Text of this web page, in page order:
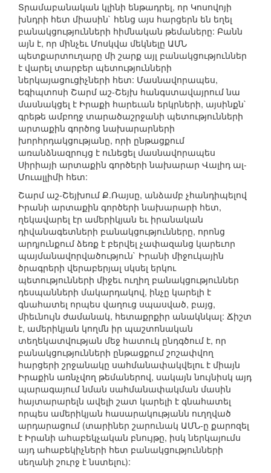
Տրամաբանական կլինի ենթադրել, որ Կոսովոյի
խնդրի հետ միասին` հենց այս հարցերն են եղել
բանակցությունների հիմնական թեմաները: Բանն
այն է, որ մինչեւ Մոսկվա մեկնելը ԱՄՆ
պետքարտուղարը մի շարք այլ բանակցություններ
է վարել տարբեր պետությունների
ներկայացուցիչների հետ: Մասնավորապես,
Եգիպտոսի Շարմ աշ-Շեյխ հանգստավայրում նա
մասնակցել է Իրաքի հարեւան երկրների, այսինքն`
գրեթե ամբողջ տարածաշրջանի պետությունների
արտաքին գործոց նախարարների
խորհրդակցությանը, որի ընթացքում
առանձնազրույց է ունեցել մասնավորապես
Սիրիայի արտաքին գործերի նախարար Վալիդ ալ-
Մուալլիմի հետ:
Շարմ աշ-Շեյխում Ք.Ռայսը, անձամբ չհանդիպելով
Իրանի արտաքին գործերի նախարարի հետ,
ղեկավարել էր ամերիկյան եւ իրանական
դիվանագետների բանակցությունները, որոնց
արդյունքում ձեռք է բերվել չափազանց կարեւոր
պայմանավորվածություն` Իրանի միջուկային
ծրագրերի վերաբերյալ սկսել երկու
պետությունների միջեւ ուղիղ բանակցություններ
դեսպանների մակարդակով, ինչը կարելի է
գնահատել որպես վաղուց սպասված, բայց,
միեւնույն ժամանակ, հետաքրքիր անակնկալ: Ճիշտ
է, ամերիկյան կողմն իր պաշտոնական
տեղեկատվության մեջ հատուկ ընդգծում է, որ
բանակցությունների ընթացքում շոշափվող
հարցերի շրջանակը սահմանափակվելու է միայն
Իրաքին առնչվող թեմաներով, սակայն նույնիսկ այդ
պարագայում նման սահմանափակման մասին
հայտարարելն ավելի շատ կարելի է գնահատել
որպես ամերիկյան հասարակությանն ուղղված
արդարացում (տարիներ շարունակ ԱՄՆ-ը քարոզել
է Իրանի ահաբեկչական բնույթը, իսկ ներկայումս
այդ ահաբեկիչների հետ բանակցությունների
սեղանի շուրջ է նստելու):